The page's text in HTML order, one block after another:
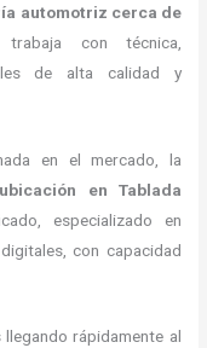
automotriz cerca de
trabaja con técnica,
de alta calidad y
en el mercado, la
en Tablada
especializado en
con capacidad
rápidamente al